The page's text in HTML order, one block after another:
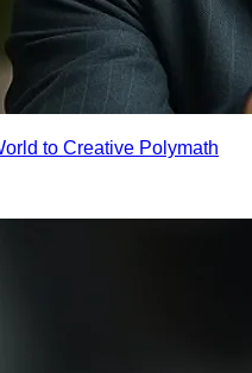
to Creative Polymath